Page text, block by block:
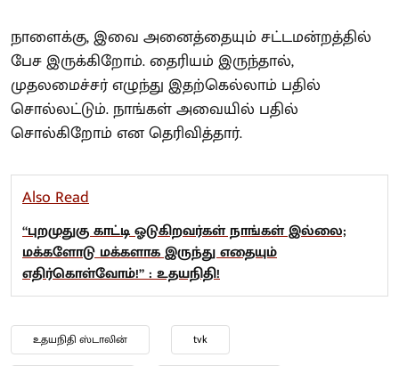
நாளைக்கு, இவை அனைத்தையும் சட்டமன்றத்தில்
பேச இருக்கிறோம். தைரியம் இருந்தால்,
முதலமைச்சர் எழுந்து இதற்கெல்லாம் பதில்
சொல்லட்டும். நாங்கள் அவையில் பதில்
சொல்கிறோம் என தெரிவித்தார்.
Also Read
“புறமுதுகு காட்டி ஓடுகிறவர்கள் நாங்கள் இல்லை;
மக்களோடு மக்களாக இருந்து எதையும்
எதிர்கொள்வோம்!” : உதயநிதி!
உதயநிதி ஸ்டாலின் tvk